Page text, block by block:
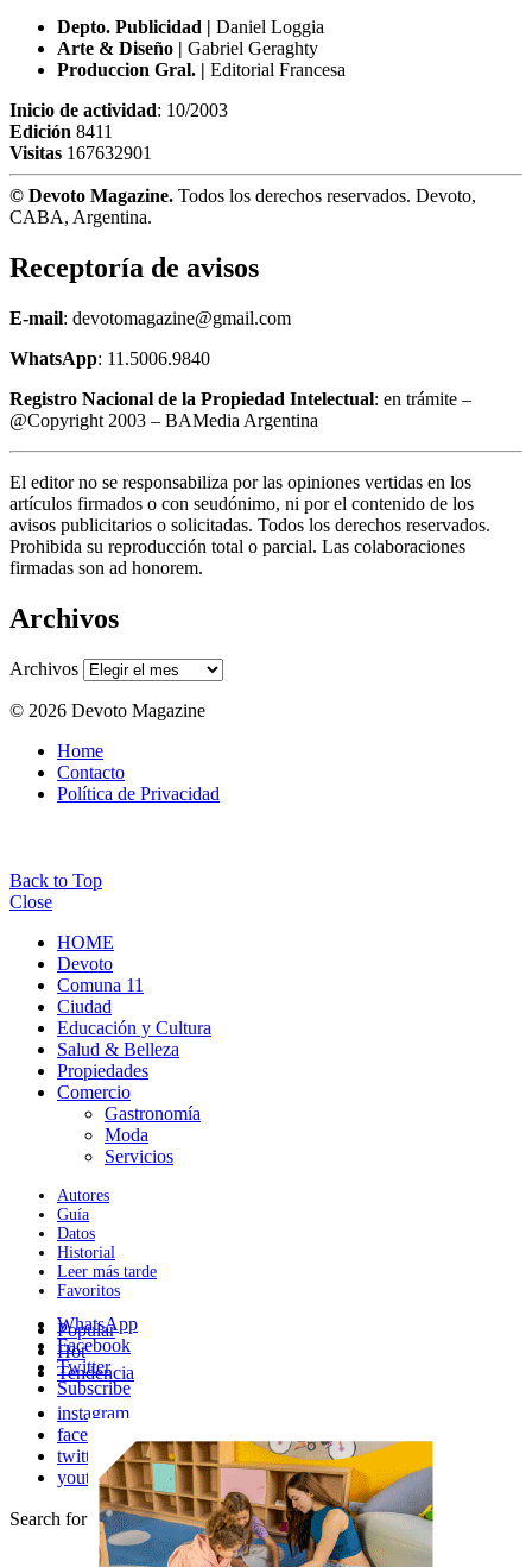
Depto. Publicidad | Daniel Loggia
Arte & Diseño | Gabriel Geraghty
Produccion Gral. | Editorial Francesa
Inicio de actividad: 10/2003
Edición 8411
Visitas 167632901
© Devoto Magazine. Todos los derechos reservados. Devoto,
CABA, Argentina.
Receptoría de avisos
E-mail: devotomagazine@gmail.com
WhatsApp: 11.5006.9840
Registro Nacional de la Propiedad Intelectual: en trámite –
@Copyright 2003 – BAMedia Argentina
El editor no se responsabiliza por las opiniones vertidas en los
artículos firmados o con seudónimo, ni por el contenido de los
avisos publicitarios o solicitadas. Todos los derechos reservados.
Prohibida su reproducción total o parcial. Las colaboraciones
firmadas son ad honorem.
Archivos
Archivos
© 2026 Devoto Magazine
Home
Contacto
Política de Privacidad
Back to Top
Close
HOME
Devoto
Comuna 11
Ciudad
Educación y Cultura
Salud & Belleza
Propiedades
Comercio
Gastronomía
Moda
Servicios
Autores
Guía
Datos
Historial
Leer más tarde
Favoritos
Popular
Hot
Tendencia
instagram
facebook
twitter
youtube
Search for: Search
WhatsApp
Facebook
Twitter
Subscribe